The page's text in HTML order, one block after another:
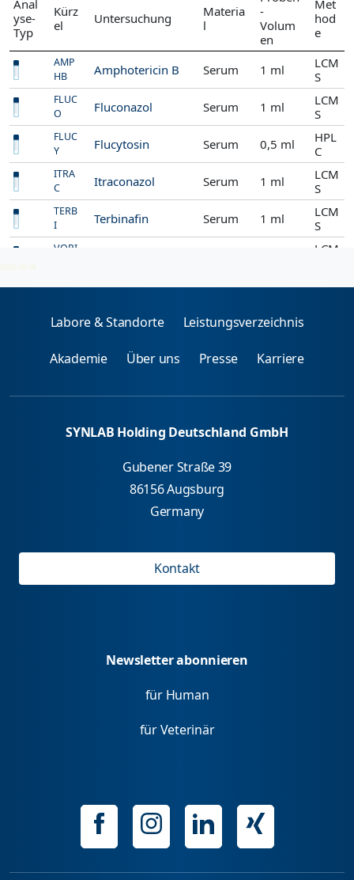
Anal
yse-
Typ
Kürz
el
Untersuchung
Materia
l
-
Volum
en
Met
hod
e
AMP
HB
Amphotericin B Serum 1 ml
LCM
S
FLUC
O
Fluconazol Serum 1 ml
LCM
S
FLUC
Y
Flucytosin Serum 0,5 ml
HPL
C
ITRA
C
Itraconazol Serum 1 ml
LCM
S
TERB
I
Terbinafin Serum 1 ml
LCM
S
VORI
LCM
2026-08-08
Labore & Standorte Leistungsverzeichnis
Akademie Über uns Presse Karriere
SYNLAB Holding Deutschland GmbH
Gubener Straße 39
86156 Augsburg
Germany
Kontakt
Newsletter abonnieren
für Human
für Veterinär